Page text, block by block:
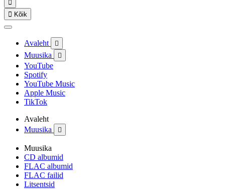

 Kõik
Avaleht 
Muusika 
YouTube
Spotify
YouTube Music
Apple Music
TikTok
Avaleht
Muusika

Muusika
CD albumid
FLAC albumid
FLAC failid
Litsentsid